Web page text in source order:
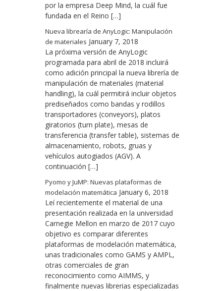
por la empresa Deep Mind, la cuál fue
fundada en el Reino […]
Nueva librearía de AnyLogic: Manipulación
de materiales January 7, 2018
La próxima versión de AnyLogic
programada para abril de 2018 incluirá
como adición principal la nueva librería de
manipulación de materiales (material
handling), la cuál permitirá incluir objetos
prediseñados como bandas y rodillos
transportadores (conveyors), platos
giratorios (turn plate), mesas de
transferencia (transfer table), sistemas de
almacenamiento, robots, gruas y
vehículos autogiados (AGV). A
continuación […]
Pyomo y JuMP: Nuevas plataformas de
modelación matemática January 6, 2018
Leí recientemente el material de una
presentación realizada en la universidad
Carnegie Mellon en marzo de 2017 cuyo
objetivo es comparar diferentes
plataformas de modelación matemática,
unas tradicionales como GAMS y AMPL,
otras comerciales de gran
reconocimiento como AIMMS, y
finalmente nuevas librerias especializadas